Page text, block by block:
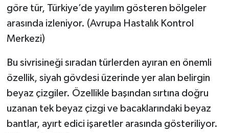
göre tür, Türkiye’de yayılım gösteren bölgeler
arasında izleniyor. (Avrupa Hastalık Kontrol
Merkezi⁠)
Bu sivrisineği sıradan türlerden ayıran en önemli
özellik, siyah gövdesi üzerinde yer alan belirgin
beyaz çizgiler. Özellikle başından sırtına doğru
uzanan tek beyaz çizgi ve bacaklarındaki beyaz
bantlar, ayırt edici işaretler arasında gösteriliyor.